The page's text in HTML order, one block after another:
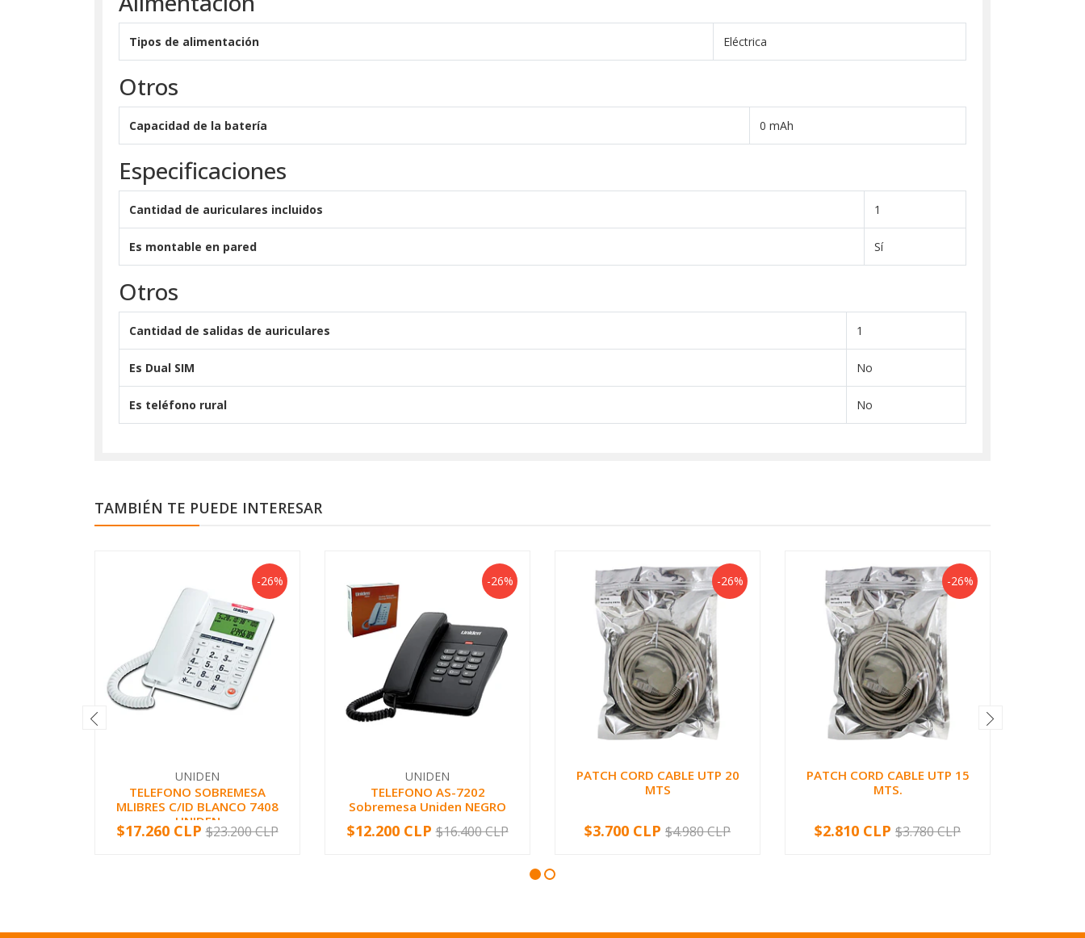
Tipos de alimentación Eléctrica
Otros
Capacidad de la batería 0 mAh
Especificaciones
Cantidad de auriculares incluidos 1
Es montable en pared Sí
Otros
Cantidad de salidas de auriculares 1
Es Dual SIM No
Es teléfono rural No
TAMBIÉN TE PUEDE INTERESAR
-26%
UNIDEN
TELEFONO SOBREMESA
MLIBRES C/ID BLANCO 7408
UNIDEN
+
-$17.260 CLP $23.200 CLP
-26%
UNIDEN
TELEFONO AS-7202
Sobremesa Uniden NEGRO
+
-$12.200 CLP $16.400 CLP
-26%
PATCH CORD CABLE UTP 20
MTS
+
$3.700 CLP $4.980 CLP
-26%
PATCH CORD CABLE UTP 15
MTS.
+
$2.810 CLP $3.780 CLP